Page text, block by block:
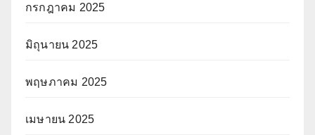
กรกฎาคม 2025
มิถุนายน 2025
พฤษภาคม 2025
เมษายน 2025